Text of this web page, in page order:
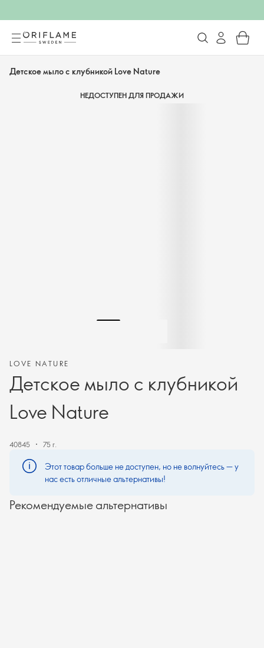
Детское мыло с клубникой Love Nature
НЕДОСТУПЕН ДЛЯ ПРОДАЖИ
LOVE NATURE
Детское мыло с клубникой
Love Nature
40845 75 г.
Этот товар больше не доступен, но не волнуйтесь — у
нас есть отличные альтернативы!
Рекомендуемые альтернативы